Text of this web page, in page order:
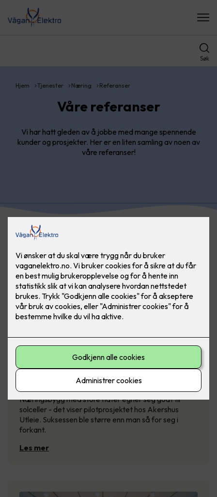
Søk
Hjem Tjenester Næring Referanser
Våre referanser
Vi har hatt gleden av å jobbe med mange spennende
kunder og prosjekter. Her er en liten samling av noen av
våre referanser!
Suksessprosjekt - Lagerbygg dekket
med solceller
Næringsbygg med store flater egner seg godt til
solceller - det viser pilotprosjektet hos Akershus
Utleie. Suksessen ble større enn man så for seg i
forkant.
Les mer